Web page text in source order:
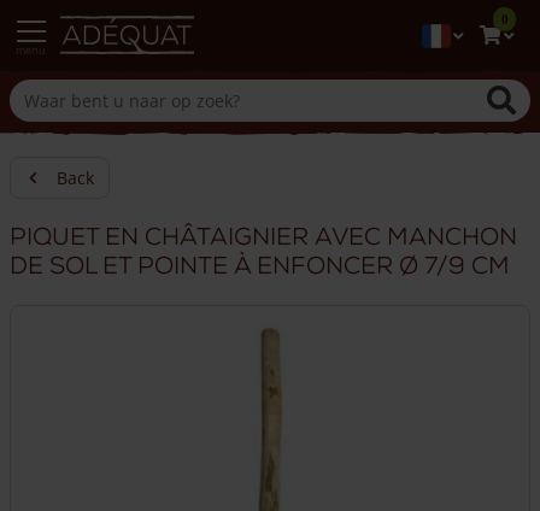
0
Back
Piquet en châtaignier avec manchon
de sol et pointe à enfoncer Ø 7/9 cm